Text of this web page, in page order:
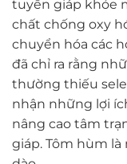
tuyến giáp khỏe
chất chống oxy
chuyển hóa các
đã chỉ ra rằng
thường thiếu
nhận những lợi
nâng cao tâm
giáp. Tôm hùm